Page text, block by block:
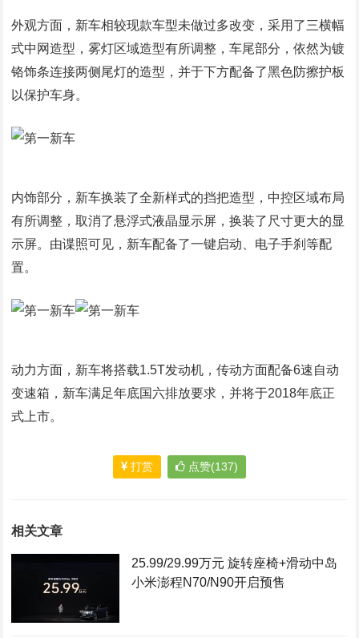
外观方面，新车相较现款车型未做过多改变，采用了三横幅
式中网造型，雾灯区域造型有所调整，车尾部分，依然为镀
铬饰条连接两侧尾灯的造型，并于下方配备了黑色防擦护板
以保护车身。
内饰部分，新车换装了全新样式的挡把造型，中控区域布局
有所调整，取消了悬浮式液晶显示屏，换装了尺寸更大的显
示屏。由谍照可见，新车配备了一键启动、电子手刹等配
置。
动力方面，新车将搭载1.5T发动机，传动方面配备6速自动
变速箱，新车满足年底国六排放要求，并将于2018年底正
式上市。
打赏 点赞(137)
相关文章
25.99/29.99万元 旋转座椅+滑动中岛
小米澎程N70/N90开启预售